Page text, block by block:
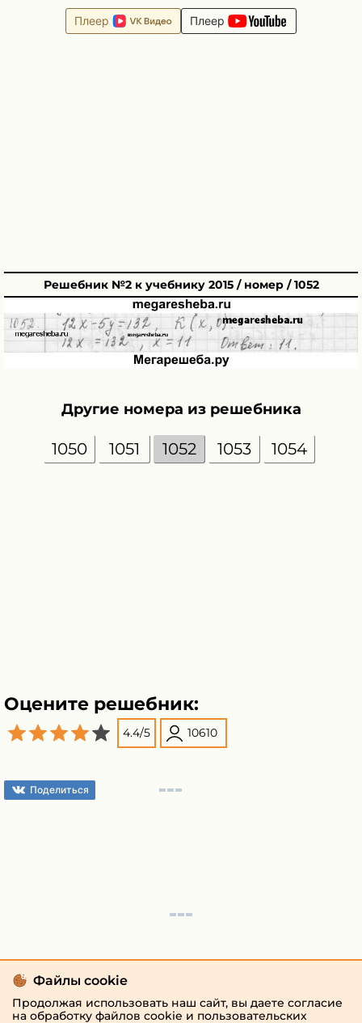
Плеер Плеер
Решебник №2 к учебнику 2015 / номер / 1052
Другие номера из решебника
1050 1051 1052 1053 1054
Оцените решебник:
4.4/5 10610
Поделиться
Файлы cookie
Продолжая использовать наш сайт, вы даете согласие
на обработку файлов cookie и пользовательских